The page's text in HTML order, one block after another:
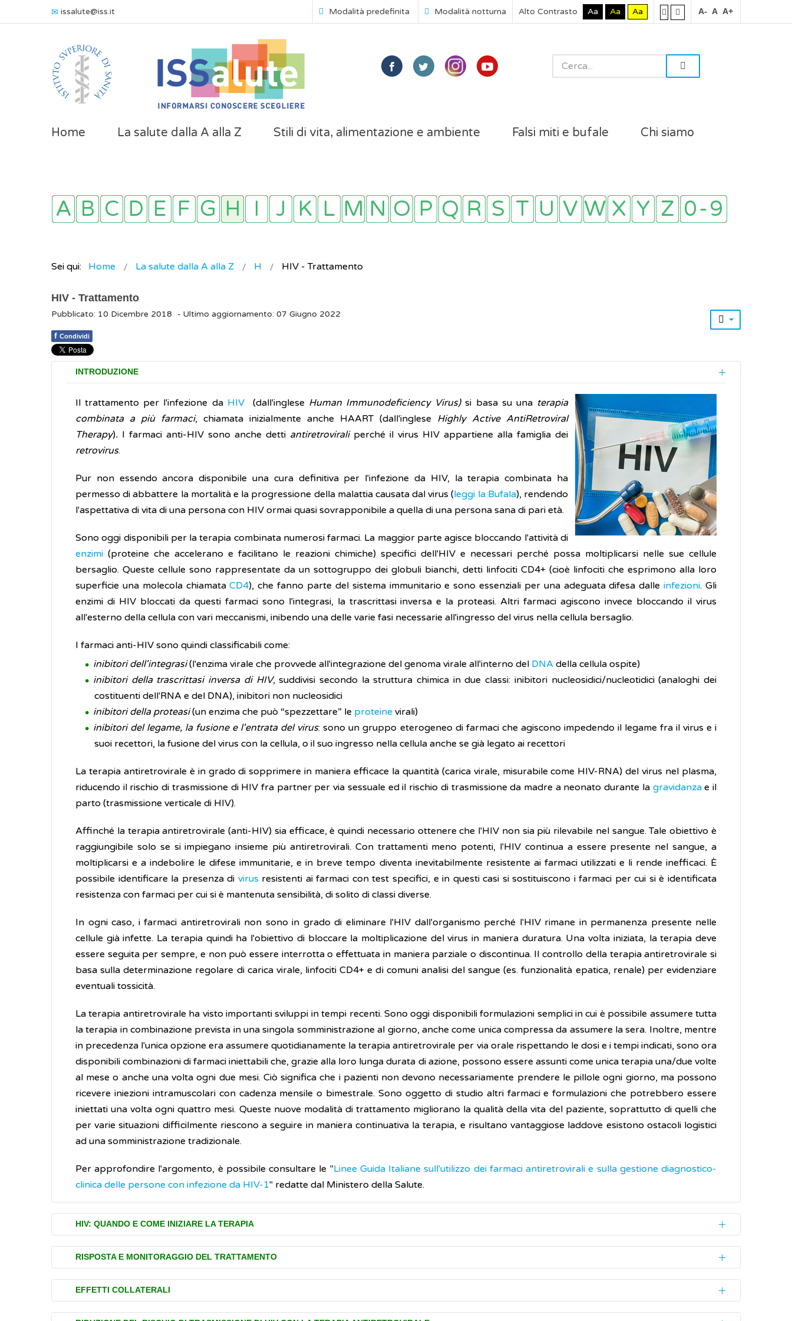
issalute@iss.it Modalità predefinita Modalità notturna Alto Contrasto Aa Aa Aa A- A A+
Home La salute dalla A alla Z Stili di vita, alimentazione e ambiente Falsi miti e bufale Chi siamo
Sei qui: Home La salute dalla A alla Z H HIV - Trattamento
HIV - Trattamento
Pubblicato: 10 Dicembre 2018 - Ultimo aggiornamento: 07 Giugno 2022
f Condividi
INTRODUZIONE
Il trattamento per l'infezione da HIV(dall'inglese Human Immunodeficiency Virus)si basa su una terapia
combinata a più farmaci, chiamata inizialmente anche HAART (dall'inglese Highly Active AntiRetroviral
Therapy). I farmaci anti-HIV sono anche detti antiretrovirali perché il virus HIV appartiene alla famiglia dei
retrovirus.
Pur non essendo ancora disponibile una cura definitiva per l'infezione da HIV, la terapia combinata ha
permesso di abbattere la mortalità e la progressione della malattia causata dal virus (leggi la Bufala), rendendo
l'aspettativa di vita di una persona con HIV ormai quasi sovrapponibile a quella di una persona sana di pari età.
Sono oggi disponibili per la terapia combinata numerosi farmaci. La maggior parte agisce bloccando l'attività di
enzimi (proteine che accelerano e facilitano le reazioni chimiche) specifici dell'HIV e necessari perché possa moltiplicarsi nelle sue cellule
bersaglio. Queste cellule sono rappresentate da un sottogruppo dei globuli bianchi, detti linfociti CD4+ (cioè linfociti che esprimono alla loro
superficie una molecola chiamataCD4), che fanno parte del sistema immunitario e sono essenziali per una adeguata difesa dalleinfezioni. Gli
enzimi di HIV bloccati da questi farmaci sono l'integrasi, la trascrittasi inversa e la proteasi. Altri farmaci agiscono invece bloccando il virus
all'esterno della cellula con vari meccanismi, inibendo una delle varie fasi necessarie all'ingresso del virus nella cellula bersaglio.
I farmaci anti-HIV sono quindi classificabili come:
inibitori dell'integrasi(l'enzima virale che provvede all'integrazione del genoma virale all'interno del DNA della cellula ospite)
inibitori della trascrittasi inversa di HIV, suddivisi secondo la struttura chimica in due classi: inibitori nucleosidici/nucleotidici (analoghi dei
costituenti dell'RNA e del DNA), inibitori non nucleosidici
inibitori della proteasi(un enzima che può “spezzettare” le proteine virali)
inibitori del legame, la fusione e l'entrata del virus: sono un gruppo eterogeneo di farmaci che agiscono impedendo il legame fra il virus e i
suoi recettori, la fusione del virus con la cellula, o il suo ingresso nella cellula anche se già legato ai recettori
La terapia antiretrovirale è in grado di sopprimere in maniera efficace la quantità (carica virale, misurabile come HIV-RNA) del virus nel plasma,
riducendo il rischio di trasmissione di HIV fra partner per via sessuale ed il rischio di trasmissione da madre a neonato durante la gravidanzae il
parto (trasmissione verticale di HIV).
Affinché la terapia antiretrovirale (anti-HIV) sia efficace, è quindi necessario ottenere che l'HIV non sia più rilevabile nel sangue. Tale obiettivo è
raggiungibile solo se si impiegano insieme più antiretrovirali. Con trattamenti meno potenti, l'HIV continua a essere presente nel sangue, a
moltiplicarsi e a indebolire le difese immunitarie, e in breve tempo diventa inevitabilmente resistente ai farmaci utilizzati e li rende inefficaci. È
possibile identificare la presenza di virus resistenti ai farmaci con test specifici, e in questi casi si sostituiscono i farmaci per cui si è identificata
resistenza con farmaci per cui si è mantenuta sensibilità, di solito di classi diverse.
In ogni caso, i farmaci antiretrovirali non sono in grado di eliminare l'HIV dall'organismo perché l'HIV rimane in permanenza presente nelle
cellule già infette. La terapia quindi ha l'obiettivo di bloccare la moltiplicazione del virus in maniera duratura. Una volta iniziata, la terapia deve
essere seguita per sempre, e non può essere interrotta o effettuata in maniera parziale o discontinua. Il controllo della terapia antiretrovirale si
basa sulla determinazione regolare di carica virale, linfociti CD4+ e di comuni analisi del sangue (es. funzionalità epatica, renale) per evidenziare
eventuali tossicità.
La terapia antiretrovirale ha visto importanti sviluppi in tempi recenti. Sono oggi disponibili formulazioni semplici in cui è possibile assumere tutta
la terapia in combinazione prevista in una singola somministrazione al giorno, anche come unica compressa da assumere la sera. Inoltre, mentre
in precedenza l'unica opzione era assumere quotidianamente la terapia antiretrovirale per via orale rispettando le dosi e i tempi indicati, sono ora
disponibili combinazioni di farmaci iniettabili che, grazie alla loro lunga durata di azione, possono essere assunti come unica terapia una/due volte
al mese o anche una volta ogni due mesi. Ciò significa che i pazienti non devono necessariamente prendere le pillole ogni giorno, ma possono
ricevere iniezioni intramuscolari con cadenza mensile o bimestrale. Sono oggetto di studio altri farmaci e formulazioni che potrebbero essere
iniettati una volta ogni quattro mesi. Queste nuove modalità di trattamento migliorano la qualità della vita del paziente, soprattutto di quelli che
per varie situazioni difficilmente riescono a seguire in maniera continuativa la terapia, e risultano vantaggiose laddove esistono ostacoli logistici
ad una somministrazione tradizionale.
Per approfondire l'argomento, è possibile consultare le "Linee Guida Italiane sull'utilizzo dei farmaci antiretrovirali e sulla gestione diagnostico-
clinica delle persone con infezione da HIV-1" redatte dal Ministero della Salute.
HIV: QUANDO E COME INIZIARE LA TERAPIA
La terapia combinata anti-HIV (o terapia antiretrovirale o HAART) deve essere necessariamente prescritta dal medico ed è raccomandata, dopo
aver accertato (diagnosticato) la presenza del virus, anche in assenza di disturbi o sintomi particolari, ed indipendentemente dal livello di
immunodeficienza (cioè una inefficienza del sistema immunitario) a cui ha portato l'infezione. Essa, infatti, ha lo scopo di arrestare la progressiva
diminuzione dei linfocitiCD4+ che, nel tempo, è responsabile della grave immunodeficienza caratteristica dell'AIDS(la fase più avanzata della
infezione da HIV in cui si manifestano i sintomi delle malattie opportunistiche, cioè delle malattie dovute alla opportunità che hanno alcuni agenti
RISPOSTA E MONITORAGGIO DEL TRATTAMENTO
Durante la terapia il medico controlla la quantità di virus presente nel sangue (carica virale) ogni tre mesi circa, per il primo anno e ogni 6/12 mesi
successivamente, una volta che la carica virale nel sangue sia scesa a livelli non più rilevabili.
EFFETTI COLLATERALI